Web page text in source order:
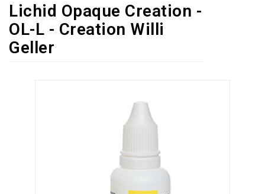
STERILIZARE
SUPER
OFERTĂ
Lichid Opaque Creation -
OL-L - Creation Willi
Geller